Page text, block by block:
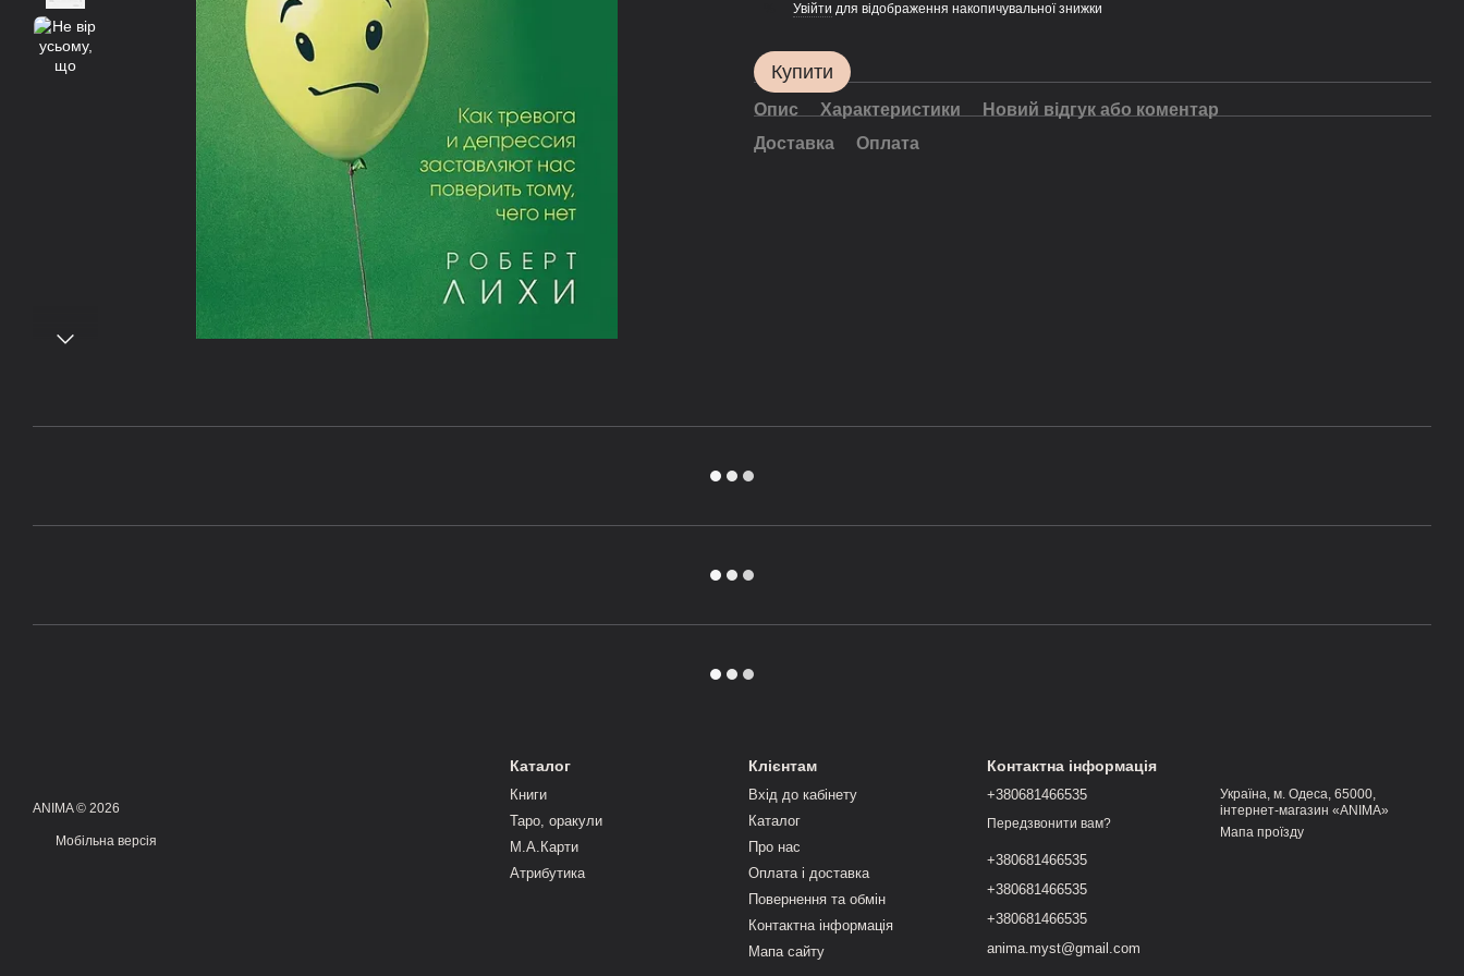
Увійти для відображення накопичувальної знижки
Купити
Опис Характеристики
Новий відгук або коментар
Доставка
Оплата
ANIMA © 2026
Мобільна версія
Каталог
Книги
Таро, оракули
М.А.Карти
Атрибутика
Клієнтам
Вхід до кабінету
Каталог
Про нас
Оплата і доставка
Повернення та обмін
Контактна інформація
Мапа сайту
Контактна інформація
+380681466535
Передзвонити вам?
+380681466535
+380681466535
+380681466535
anima.myst@gmail.com
Україна, м. Одеса, 65000,
інтернет-магазин «ANIMA»
Мапа проїзду